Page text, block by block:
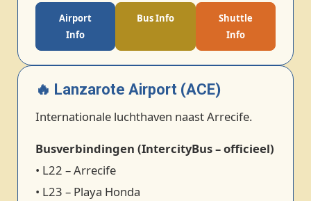
Airport
Info
Bus Info
Shuttle
Info
🔥 Lanzarote Airport (ACE)
Internationale luchthaven naast Arrecife.
Busverbindingen (IntercityBus – officieel)
• L22 – Arrecife
• L23 – Playa Honda